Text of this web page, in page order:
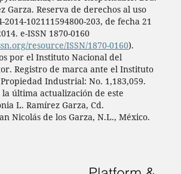
Garza. Reserva de derechos al uso
2014-102111594800-203, de fecha 21
e-ISSN 1870-0160
resource/ISSN/1870-0160).
por el Instituto Nacional del
Registro de marca ante el Instituto
Industrial: No. 1,183,059.
la última actualización de este
L. Ramírez Garza, Cd.
Nicolás de los Garza, N.L., México.